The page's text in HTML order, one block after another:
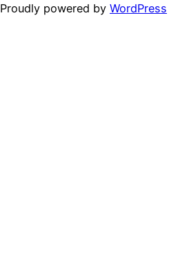
Proudly powered by WordPress